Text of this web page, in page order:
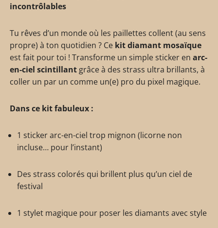
incontrôlables
Tu rêves d’un monde où les paillettes collent (au sens
propre) à ton quotidien ? Ce kit diamant mosaïque
est fait pour toi ! Transforme un simple sticker en arc-
en-ciel scintillant grâce à des strass ultra brillants, à
coller un par un comme un(e) pro du pixel magique.
Dans ce kit fabuleux :
1 sticker arc-en-ciel trop mignon (licorne non
incluse… pour l’instant)
Des strass colorés qui brillent plus qu’un ciel de
festival
1 stylet magique pour poser les diamants avec style